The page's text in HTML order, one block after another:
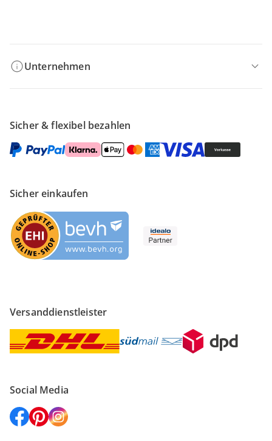
Unternehmen
Sicher & flexibel bezahlen
Sicher einkaufen
Versanddienstleister
Social Media